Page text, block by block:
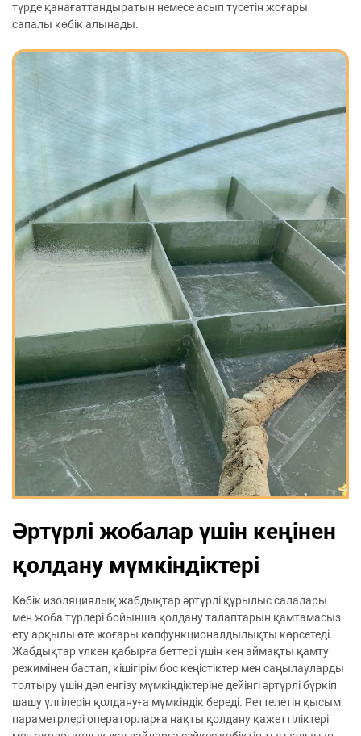
түрде қанағаттандыратын немесе асып түсетін жоғары
сапалы көбік алынады.
Әртүрлі жобалар үшін кеңінен
қолдану мүмкіндіктері
Көбік изоляциялық жабдықтар әртүрлі құрылыс салалары
мен жоба түрлері бойынша қолдану талаптарын қамтамасыз
ету арқылы өте жоғары көпфункционалдылықты көрсетеді.
Жабдықтар үлкен қабырға беттері үшін кең аймақты қамту
режимінен бастап, кішігірім бос кеңістіктер мен саңылауларды
толтыру үшін дәл енгізу мүмкіндіктеріне дейінгі әртүрлі бүркіп
шашу үлгілерін қолдануға мүмкіндік береді. Реттелетін қысым
параметрлері операторларға нақты қолдану қажеттіліктері